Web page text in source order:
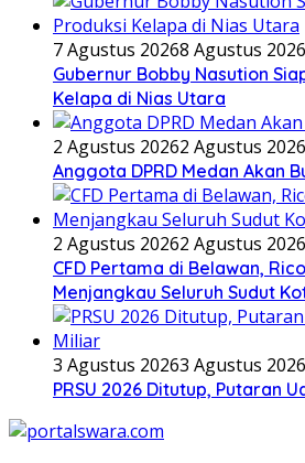
7 Agustus 20268 Agustus 2026
Gubernur Bobby Nasution
Kelapa di Nias Utara
2 Agustus 20262 Agustus 2026
Anggota DPRD Medan Akan
2 Agustus 20262 Agustus 2026
CFD Pertama di Belawan,
Menjangkau Seluruh Sudut
3 Agustus 20263 Agustus 2026
PRSU 2026 Ditutup, Putaran